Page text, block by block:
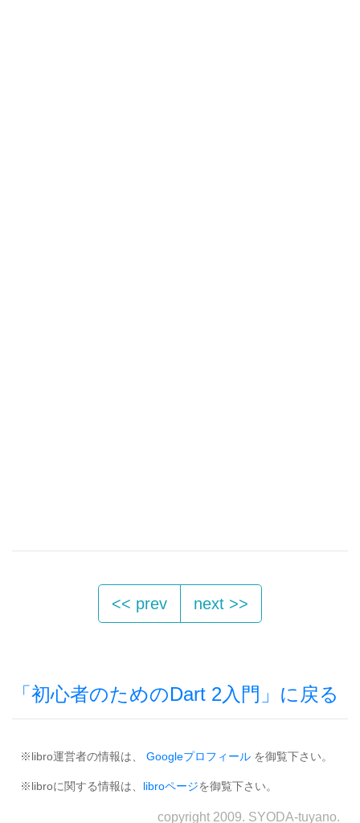
<< prev next >>
「初心者のためのDart 2入門」に戻る
※libro運営者の情報は、 Googleプロフィール を御覧下さい。
※libroに関する情報は、 libroページを御覧下さい。
copyright 2009. SYODA-tuyano.